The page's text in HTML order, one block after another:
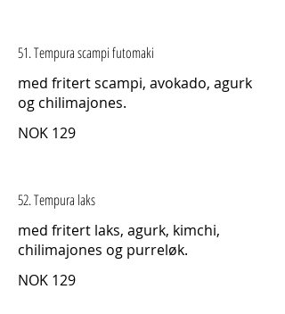
51. Tempura scampi futomaki
med fritert scampi, avokado, agurk
og chilimajones.
NOK 129
52. Tempura laks
med fritert laks, agurk, kimchi,
chilimajones og purreløk.
NOK 129